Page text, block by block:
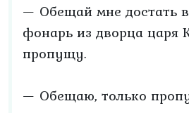
— Обещай мне достать
фонарь из дворца царя
пропущу.
— Обещаю, только